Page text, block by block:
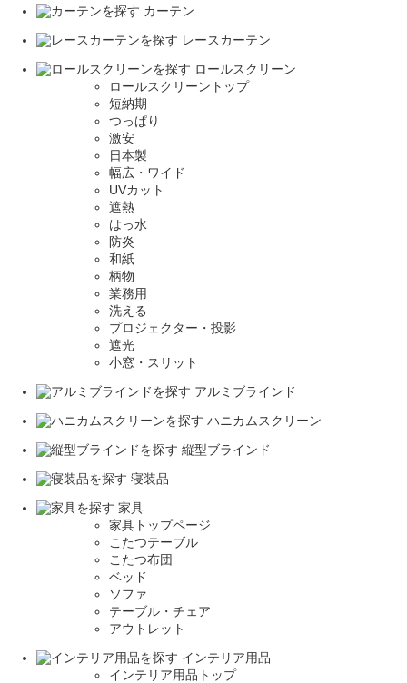
カーテン
レースカーテン
ロールスクリーン
ロールスクリーントップ
短納期
つっぱり
激安
日本製
幅広・ワイド
UVカット
遮熱
はっ水
防炎
和紙
柄物
業務用
洗える
プロジェクター・投影
遮光
小窓・スリット
アルミブラインド
ハニカムスクリーン
縦型ブラインド
寝装品
家具
家具トップページ
こたつテーブル
こたつ布団
ベッド
ソファ
テーブル・チェア
アウトレット
インテリア用品
インテリア用品トップ